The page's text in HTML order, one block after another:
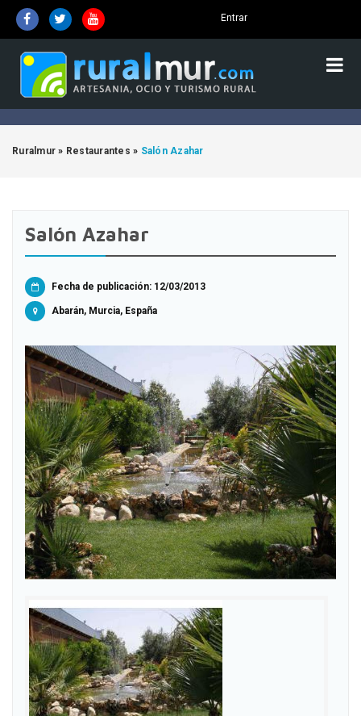
Entrar
Ruralmur » Restaurantes » Salón Azahar
Salón Azahar
Fecha de publicación: 12/03/2013
Abarán, Murcia, España